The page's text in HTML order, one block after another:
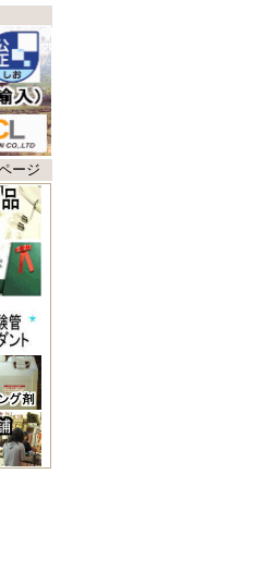
ージ